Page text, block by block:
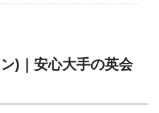
)｜安心大手の英会